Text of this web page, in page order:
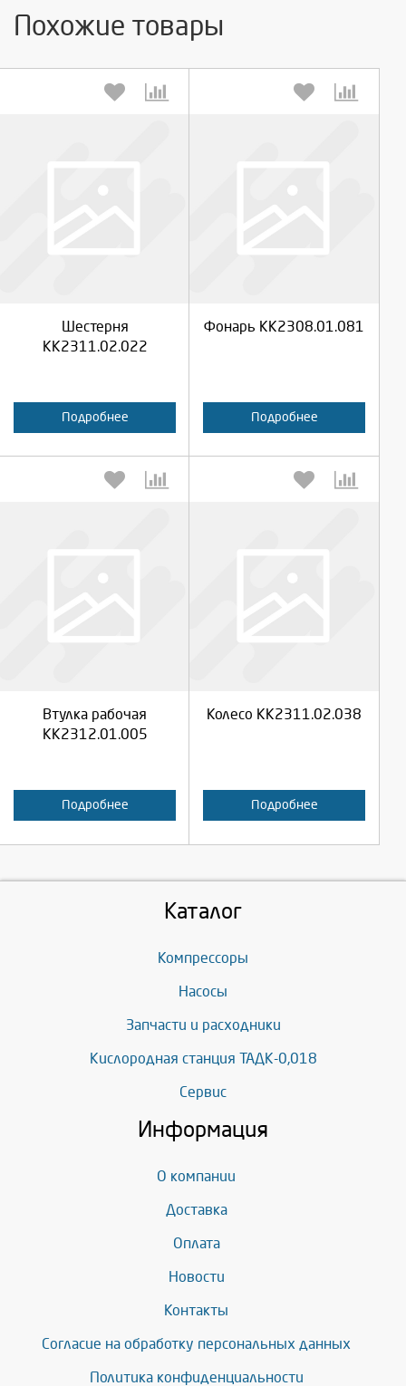
Похожие товары
Шестерня
КК2311.02.022
Подробнее
Отмена
Фонарь КК2308.01.081
Подробнее
Втулка рабочая
КК2312.01.005
Подробнее
Отмена
Колесо КК2311.02.038
Подробнее
Каталог
Компрессоры
Насосы
Запчасти и расходники
Кислородная станция ТАДК-0,018
Сервис
Информация
О компании
Доставка
Оплата
Новости
Контакты
Согласие на обработку персональных данных
Политика конфиденциальности